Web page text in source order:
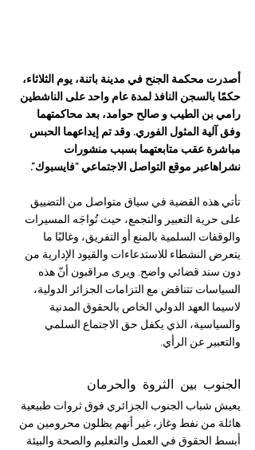
أصدرت محكمة الجنح في مدينة باتنة، يوم الثلاثاء،
حكمًا بالسجن النافذ لمدة عام واحد على الناشطين
رامي بن الطيب و صالح حوامد، بعد محاكمتهما
وفق آلية المثول الفوري. وقد تم إيداعهما الحبس
مباشرة عقب متابعتهما بسبب منشورات
نشراهاعبر موقع التواصل الاجتماعي “فايسبوك”.
تأتي هذه القضية في سياق متواصل من التضييق
على حرية التعبير والتجمع، حيث تُواجَه المسيرات
والوقفات السلمية بالمنع أو التفريق، وغالبًا ما
يتعرض النشطاء للاستدعاءات والقيود الإدارية من
دون سند قضائي واضح. ويرى مراقبون أنّ هذه
السياسات تتناقض مع التزامات الجزائر الدولية،
لاسيما العهد الدولي الخاص بالحقوق المدنية
والسياسية، الذي يكفل حق الاجتماع السلمي
والتعبير عن الرأي.
الجنوب بين الثروة والحرمان
يعيش شباب الجنوب الجزائري فوق ثروات طبيعية
هائلة من نفط وغاز، غير أنهم يظلون محرومين من
أبسط الحقوق في العمل والتعليم والصحة والبيئة